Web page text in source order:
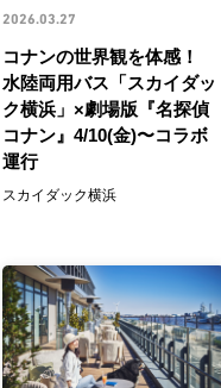
コナンの世界観を体感！
水陸両用バス「スカイダッ
ク横浜」×劇場版『名探偵
コナン』4/10(金)〜コラボ
運行
スカイダック横浜
2026.03.27